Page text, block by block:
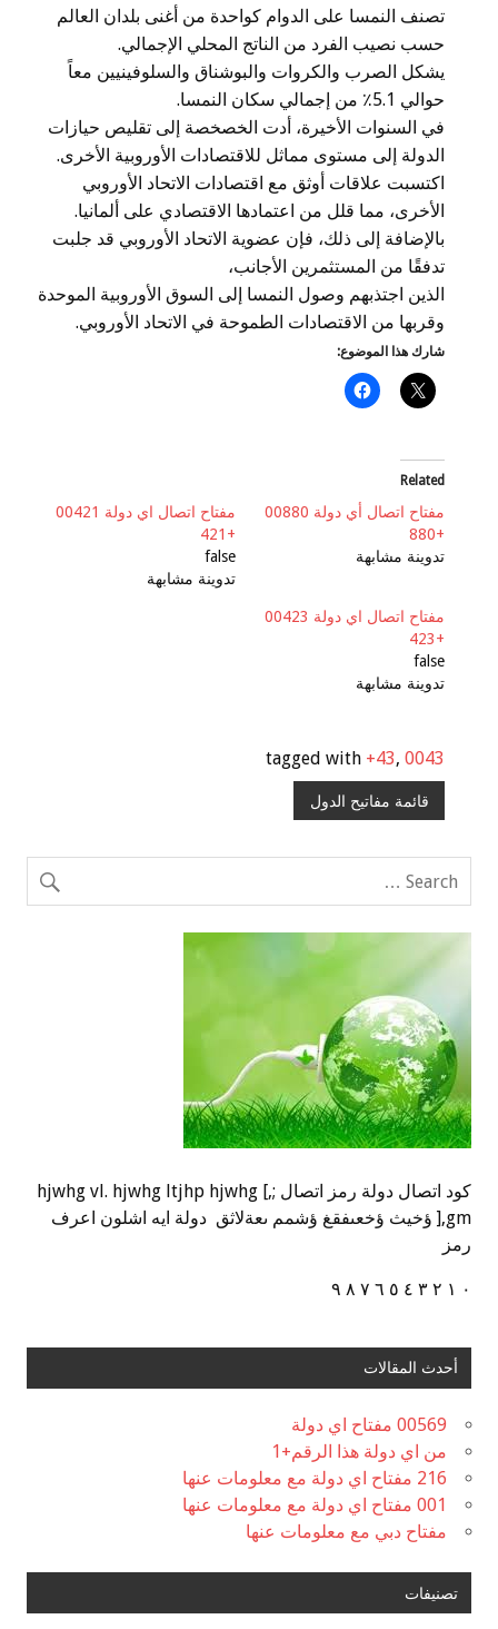
تصنف النمسا على الدوام كواحدة من أغنى بلدان العالم
حسب نصيب الفرد من الناتج المحلي الإجمالي.
يشكل الصرب والكروات والبوشناق والسلوفينيين معاً
حوالي 5.1٪ من إجمالي سكان النمسا.
في السنوات الأخيرة، أدت الخصخصة إلى تقليص حيازات
الدولة إلى مستوى مماثل للاقتصادات الأوروبية الأخرى.
اكتسبت علاقات أوثق مع اقتصادات الاتحاد الأوروبي
الأخرى، مما قلل من اعتمادها الاقتصادي على ألمانيا.
بالإضافة إلى ذلك، فإن عضوية الاتحاد الأوروبي قد جلبت
تدفقًا من المستثمرين الأجانب،
الذين اجتذبهم وصول النمسا إلى السوق الأوروبية الموحدة
وقربها من الاقتصادات الطموحة في الاتحاد الأوروبي.
شارك هذا الموضوع:
Related
مفتاح اتصال أي دولة 00880
+880
تدوينة مشابهة
مفتاح اتصال اي دولة 00421
+421
false
تدوينة مشابهة
مفتاح اتصال اي دولة 00423
+423
false
تدوينة مشابهة
tagged with +43, 0043
قائمة مفاتيح الدول
كود اتصال دولة رمز اتصال ;,] hjwhg vl. hjwhg ltjhp hjwhg
],gm ؤخيث ؤخعىفقغ ؤشمم ىعةلاثق دولة ايه اشلون اعرف
رمز
٠ ١ ٢ ٣ ٤ ٥ ٦ ٧ ٨ ٩
أحدث المقالات
00569 مفتاح اي دولة
من اي دولة هذا الرقم+1
216 مفتاح اي دولة مع معلومات عنها
001 مفتاح اي دولة مع معلومات عنها
مفتاح دبي مع معلومات عنها
تصنيفات